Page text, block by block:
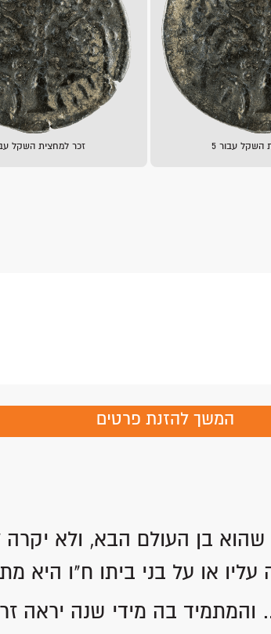
השקל עבור 5 זכר למחצית השקל
המשך להזנת פרטים
בן העולם הבא, ולא יקרה
עליו או על בני ביתו ח"ו היא
והמתמיד בה מידי שנה יראה